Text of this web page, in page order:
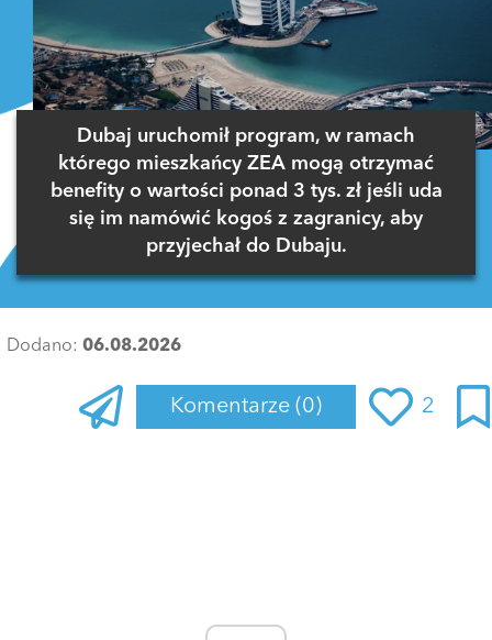
Dubaj uruchomił program, w ramach
którego mieszkańcy ZEA mogą otrzymać
benefity o wartości ponad 3 tys. zł jeśli uda
się im namówić kogoś z zagranicy, aby
przyjechał do Dubaju.
Dodano: 06.08.2026
Komentarze (0) 2